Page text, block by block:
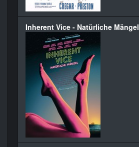
Inherent Vice - Natürliche Mängel